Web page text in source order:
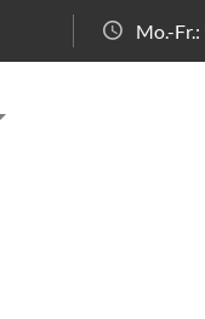
Mo.-